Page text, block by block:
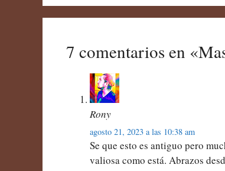
7 comentarios en
Rony
agosto 21, 2023 a las 10:38 am
Se que esto es antiguo pero
valiosa como está. Abrazos